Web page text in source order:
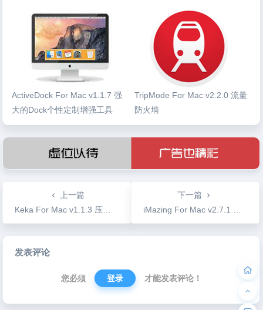
ActiveDock For Mac v1.1.7 强
大的Dock个性定制增强工具
TripMode For Mac v2.2.0 流量
防火墙
上一篇
Keka For Mac v1.1.3 压缩解压工具支持众多格式
下一篇
iMazing For Mac v2.7.1 抛弃iTunes管理你的iPhone
发表评论
您必须 登录 才能发表评论！